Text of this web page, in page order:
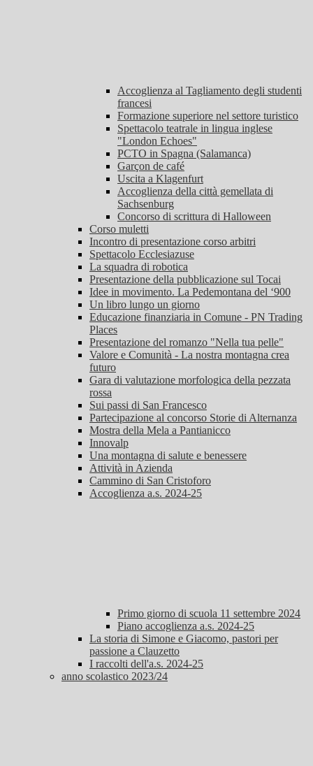
Accoglienza al Tagliamento degli studenti
francesi
Formazione superiore nel settore turistico
Spettacolo teatrale in lingua inglese
"London Echoes"
PCTO in Spagna (Salamanca)
Garçon de café
Uscita a Klagenfurt
Accoglienza della città gemellata di
Sachsenburg
Concorso di scrittura di Halloween
Corso muletti
Incontro di presentazione corso arbitri
Spettacolo Ecclesiazuse
La squadra di robotica
Presentazione della pubblicazione sul Tocai
Idee in movimento. La Pedemontana del ‘900
Un libro lungo un giorno
Educazione finanziaria in Comune - PN Trading
Places
Presentazione del romanzo "Nella tua pelle"
Valore e Comunità - La nostra montagna crea
futuro
Gara di valutazione morfologica della pezzata
rossa
Sui passi di San Francesco
Partecipazione al concorso Storie di Alternanza
Mostra della Mela a Pantianicco
Innovalp
Una montagna di salute e benessere
Attività in Azienda
Cammino di San Cristoforo
Accoglienza a.s. 2024-25
Primo giorno di scuola 11 settembre 2024
Piano accoglienza a.s. 2024-25
La storia di Simone e Giacomo, pastori per
passione a Clauzetto
I raccolti dell'a.s. 2024-25
anno scolastico 2023/24